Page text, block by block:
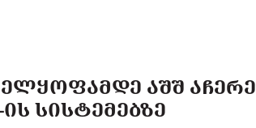
ᲐᲨᲨ
ᲘᲡ ᲡᲘᲡᲢᲔᲛᲔᲑᲖᲔ